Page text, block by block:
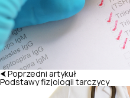
⮜ Poprzedni artykuł
Podstawy fizjologii tarczycy